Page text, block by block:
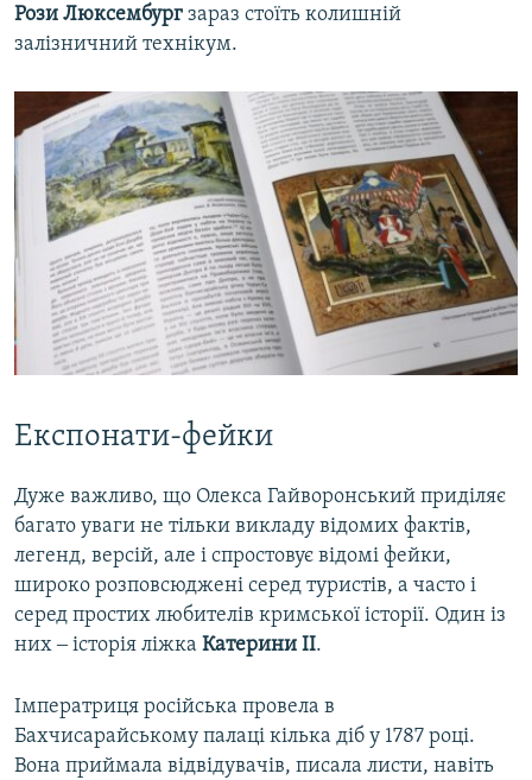
Рози Люксембург зараз стоїть колишній
залізничний технікум.
Експонати-фейки
Дуже важливо, що Олекса Гайворонський приділяє
багато уваги не тільки викладу відомих фактів,
легенд, версій, але і спростовує відомі фейки,
широко розповсюджені серед туристів, а часто і
серед простих любителів кримської історії. Один із
них ‒ історія ліжка Катерини II.
Імператриця російська провела в
Бахчисарайському палаці кілька діб у 1787 році.
Вона приймала відвідувачів, писала листи, навіть